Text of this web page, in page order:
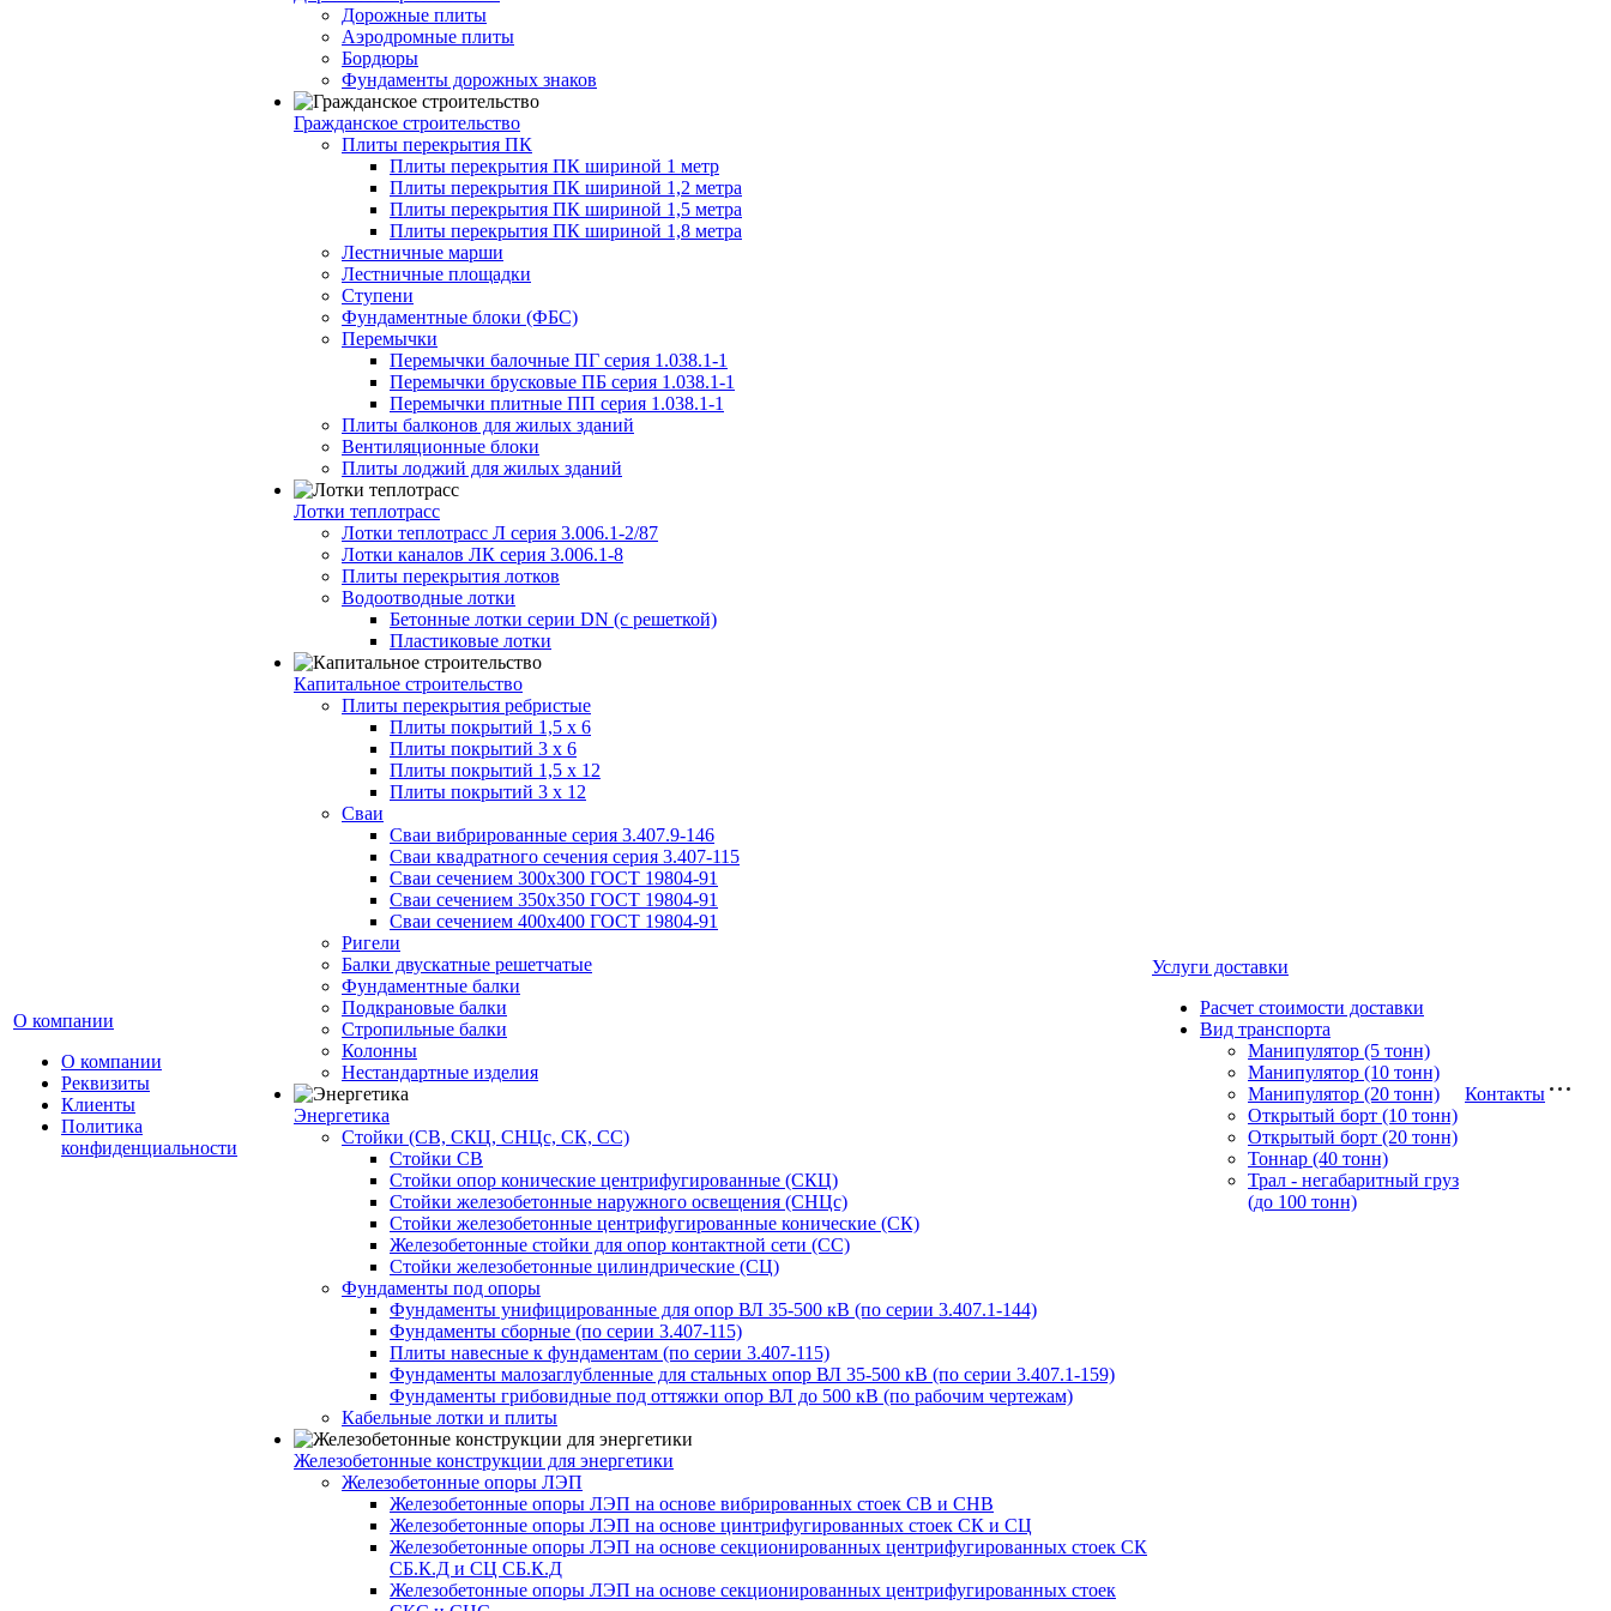
О компании
О компании
Реквизиты
Клиенты
Политика
конфиденциальности
Дорожные плиты
Аэродромные плиты
Бордюры
Фундаменты дорожных знаков
Гражданское строительство
Плиты перекрытия ПК
Плиты перекрытия ПК шириной 1 метр
Плиты перекрытия ПК шириной 1,2 метра
Плиты перекрытия ПК шириной 1,5 метра
Плиты перекрытия ПК шириной 1,8 метра
Лестничные марши
Лестничные площадки
Ступени
Фундаментные блоки (ФБС)
Перемычки
Перемычки балочные ПГ серия 1.038.1-1
Перемычки брусковые ПБ серия 1.038.1-1
Перемычки плитные ПП серия 1.038.1-1
Плиты балконов для жилых зданий
Вентиляционные блоки
Плиты лоджий для жилых зданий
Лотки теплотрасс
Лотки теплотрасс Л серия 3.006.1-2/87
Лотки каналов ЛК серия 3.006.1-8
Плиты перекрытия лотков
Водоотводные лотки
Бетонные лотки серии DN (с решеткой)
Пластиковые лотки
Капитальное строительство
Плиты перекрытия ребристые
Плиты покрытий 1,5 x 6
Плиты покрытий 3 x 6
Плиты покрытий 1,5 x 12
Плиты покрытий 3 x 12
Сваи
Сваи вибрированные серия 3.407.9-146
Сваи квадратного сечения серия 3.407-115
Сваи сечением 300х300 ГОСТ 19804-91
Сваи сечением 350х350 ГОСТ 19804-91
Сваи сечением 400х400 ГОСТ 19804-91
Ригели
Балки двускатные решетчатые
Фундаментные балки
Подкрановые балки
Стропильные балки
Колонны
Нестандартные изделия
Энергетика
Стойки (СВ, СКЦ, СНЦс, СК, СС)
Стойки СВ
Стойки опор конические центрифугированные (СКЦ)
Стойки железобетонные наружного освещения (СНЦс)
Стойки железобетонные центрифугированные конические (СК)
Железобетонные стойки для опор контактной сети (СС)
Стойки железобетонные цилиндрические (СЦ)
Фундаменты под опоры
Фундаменты унифицированные для опор ВЛ 35-500 кВ (по серии 3.407.1-144)
Фундаменты сборные (по серии 3.407-115)
Плиты навесные к фундаментам (по серии 3.407-115)
Фундаменты малозаглубленные для стальных опор ВЛ 35-500 кВ (по серии 3.407.1-159)
Фундаменты грибовидные под оттяжки опор ВЛ до 500 кВ (по рабочим чертежам)
Кабельные лотки и плиты
Железобетонные конструкции для энергетики
Железобетонные опоры ЛЭП
Железобетонные опоры ЛЭП на основе вибрированных стоек СВ и СНВ
Железобетонные опоры ЛЭП на основе цинтрифугированных стоек СК и СЦ
Железобетонные опоры ЛЭП на основе секционированных центрифугированных стоек СК
СБ.К.Д и СЦ СБ.К.Д
Железобетонные опоры ЛЭП на основе секционированных центрифугированных стоек
Услуги доставки
Расчет стоимости доставки
Вид транспорта
Манипулятор (5 тонн)
Манипулятор (10 тонн)
Манипулятор (20 тонн)
Открытый борт (10 тонн)
Открытый борт (20 тонн)
Тоннар (40 тонн)
Трал - негабаритный груз
(до 100 тонн)
Контакты